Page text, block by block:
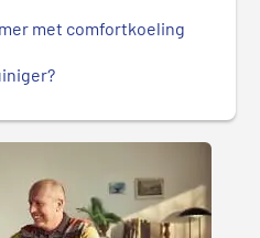
met comfortkoeling